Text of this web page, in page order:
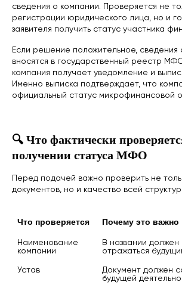
сведения о компании. Проверяется не
регистрации юридического лица, но и
заявителя получить статус участника
Если решение положительное, сведения
вносятся в государственный реестр
компания получает уведомление и
Именно выписка подтверждает, что
официальный статус микрофинансовой
🔍 Что фактически
получении статуса МФО
Перед подачей важно проверить не
документов, но и качество всей
Что проверяется Почему это важно
Наименование
компании
В названии должен
отражаться
Устав
Документ должен
будущей